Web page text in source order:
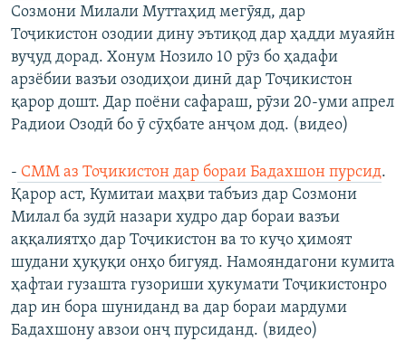
Созмони Милали Муттаҳид мегӯяд, дар
Тоҷикистон озодии дину эътиқод дар ҳадди муаяйн
вуҷуд дорад. Хонум Нозило 10 рӯз бо ҳадафи
арзёбии вазъи озодиҳои динӣ дар Тоҷикистон
қарор дошт. Дар поёни сафараш, рӯзи 20-уми апрел
Радиои Озодӣ бо ӯ сӯҳбате анҷом дод. (видео)
- СММ аз Тоҷикистон дар бораи Бадахшон пурсид.​
Қарор аст, Кумитаи маҳви табъиз дар Созмони
Милал ба зудӣ назари худро дар бораи вазъи
аққалиятҳо дар Тоҷикистон ва то куҷо ҳимоят
шудани ҳуқуқи онҳо бигуяд. Намояндагони кумита
ҳафтаи гузашта гузориши ҳукумати Тоҷикистонро
дар ин бора шуниданд ва дар бораи мардуми
Бадахшону авзои онҷ пурсиданд. (видео)